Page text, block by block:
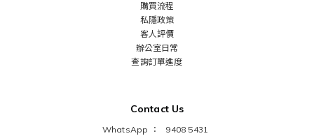
購買流程
私隱政策
客人評價
辦公室日常
查詢訂單進度
Contact Us
WhatsApp ： 9408 5431